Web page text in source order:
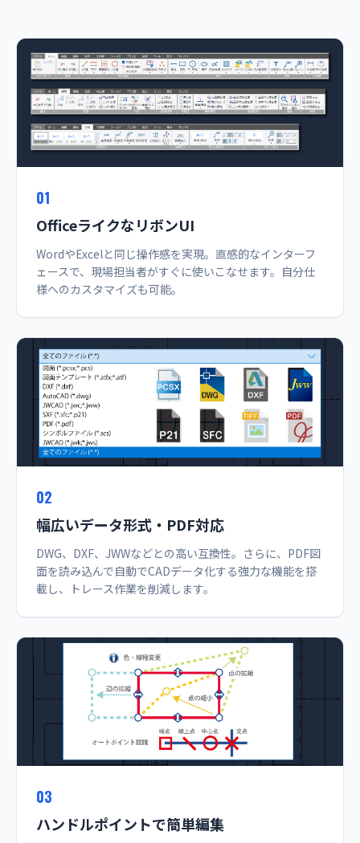
01
OfficeライクなリボンUI
WordやExcelと同じ操作感を実現。直感的なインターフ
ェースで、現場担当者がすぐに使いこなせます。自分仕
様へのカスタマイズも可能。
02
幅広いデータ形式・PDF対応
DWG、DXF、JWWなどとの高い互換性。さらに、PDF図
面を読み込んで自動でCADデータ化する強力な機能を搭
載し、トレース作業を削減します。
03
ハンドルポイントで簡単編集